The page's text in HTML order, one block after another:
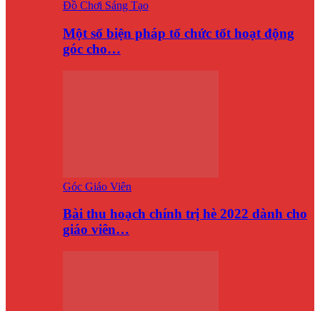
Đồ Chơi Sáng Tạo
Một số biện pháp tổ chức tốt hoạt động
góc cho…
Góc Giáo Viên
Bài thu hoạch chính trị hè 2022 dành cho
giáo viên…